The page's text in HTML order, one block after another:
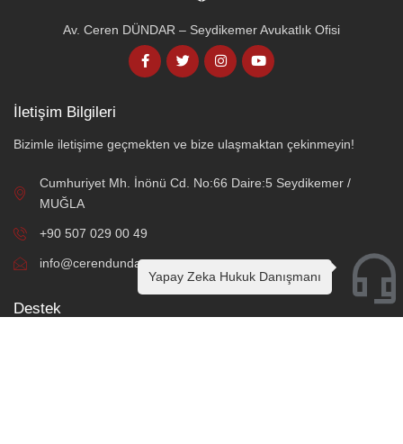
Av. Ceren DÜNDAR – Seydikemer Avukatlık Ofisi
İletişim Bilgileri
Bizimle iletişime geçmekten ve bize ulaşmaktan çekinmeyin!
Cumhuriyet Mh. İnönü Cd. No:66 Daire:5 Seydikemer /
MUĞLA
+90 507 029 00 49
info@cerendundar.av.tr
Destek
Yapay Zeka Hukuk Danışmanı